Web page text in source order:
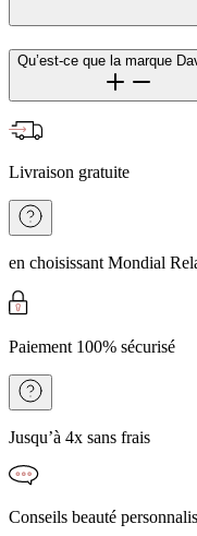
Qu’est-ce que la marque
Livraison gratuite
en choisissant Mondial
Paiement 100% sécurisé
Jusqu’à 4x sans frais
Conseils beauté